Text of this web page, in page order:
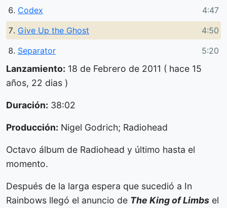
Codex
4:47
Give Up the Ghost
4:50
Separator
5:20
Lanzamiento: 18 de Febrero de 2011 ( hace 15
años, 22 dias )
Duración: 38:02
Producción: Nigel Godrich; Radiohead
Octavo álbum de Radiohead y último hasta el
momento.
Después de la larga espera que sucedió a In
Rainbows llegó el anuncio de The King of Limbs el